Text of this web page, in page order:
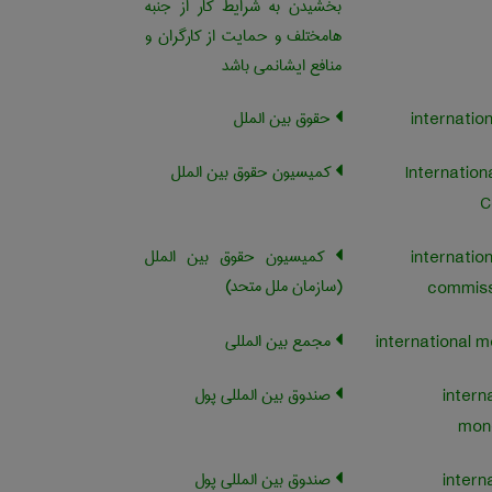
بخشیدن به شرایط کار از جنبه
هامختلف و حمایت از کارگران و
منافع ایشانمی باشد
حقوق بین الملل
کمیسیون حقوق بین الملل
کمیسیون حقوق بین الملل
(سازمان ملل متحد)
مجمع بین المللی
صندوق بین المللی پول
صندوق بین المللی پول